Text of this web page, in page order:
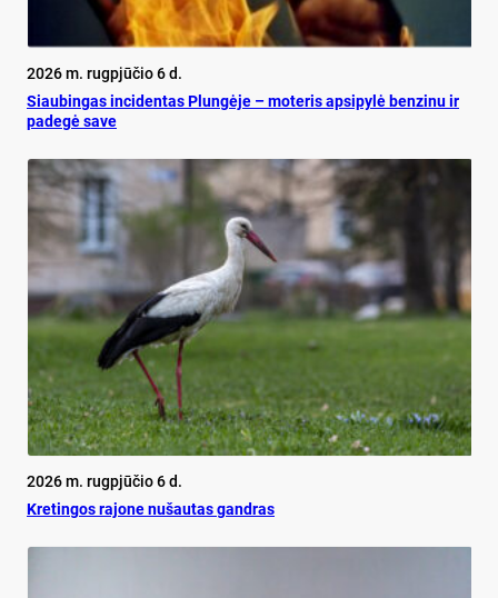
2026 m. rugpjūčio 6 d.
Siau­bin­gas in­ci­den­tas Plun­gė­je – mo­te­ris ap­si­py­lė ben­zi­nu ir
pa­de­gė sa­ve
2026 m. rugpjūčio 6 d.
Kretingos rajone nušautas gandras